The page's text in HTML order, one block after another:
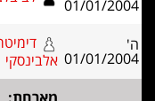
דימיטרי
0.5
0.5